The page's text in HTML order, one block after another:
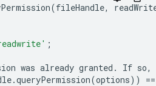
(fileHandle,
;
was already granted . If so,
.queryPermission(options))